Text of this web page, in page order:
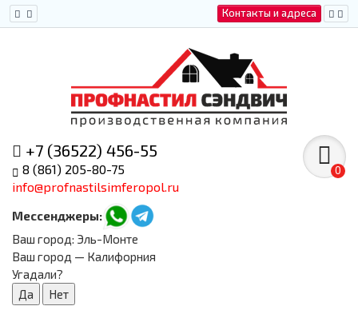
Контакты и адреса
+7 (36522) 456-55
8 (861) 205-80-75
info@profnastilsimferopol.ru
Мессенджеры:
0
Ваш город: Эль-Монте
Ваш город — Калифорния
Угадали?